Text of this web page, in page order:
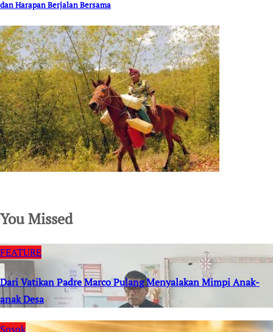
dan Harapan Berjalan Bersama
You Missed
FEATURE
Dari Vatikan Padre Marco Pulang Menyalakan Mimpi Anak-
anak Desa
Sosok